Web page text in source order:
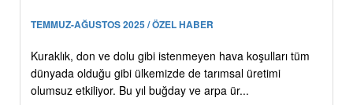
TEMMUZ-AĞUSTOS 2025 / ÖZEL HABER
Kuraklık, don ve dolu gibi istenmeyen hava koşulları tüm
dünyada olduğu gibi ülkemizde de tarımsal üretimi
olumsuz etkiliyor. Bu yıl buğday ve arpa ür...